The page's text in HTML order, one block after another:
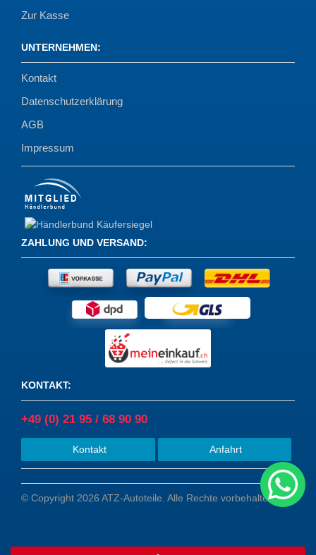
Zur Kasse
UNTERNEHMEN:
Kontakt
Datenschutzerklärung
AGB
Impressum
ZAHLUNG UND VERSAND:
KONTAKT:
+49 (0) 21 95 / 68 90 90
Kontakt Anfahrt
© Copyright 2026 ATZ-Autoteile. Alle Rechte vorbehalten.